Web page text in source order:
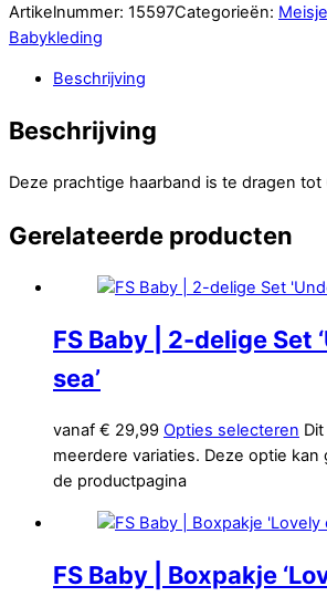
Artikelnummer: 15597Categorieën:
Babykleding
Beschrijving
Beschrijving
Deze prachtige haarband is te dragen tot
Gerelateerde producten
FS Baby | 2-delige Set
sea’
vanaf € 29,99 Opties selecteren
meerdere variaties. Deze optie
de productpagina
FS Baby | Boxpakje